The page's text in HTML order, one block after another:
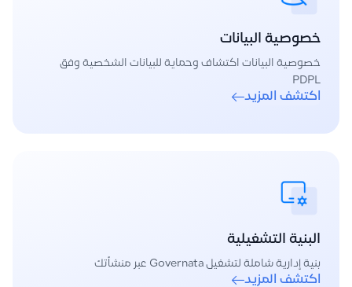
خصوصية البيانات
خصوصية البيانات اكتشاف وحماية للبيانات الشخصية وفق
PDPL
اكتشف المزيد
البنية التشغيلية
بنية إدارية شاملة لتشغيل Governata عبر منشأتك
اكتشف المزيد